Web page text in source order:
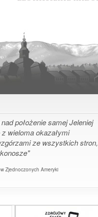
położenie samej Jeleniej
wieloma okazałymi
ze wszystkich stron,
Zjednoczonych Ameryki